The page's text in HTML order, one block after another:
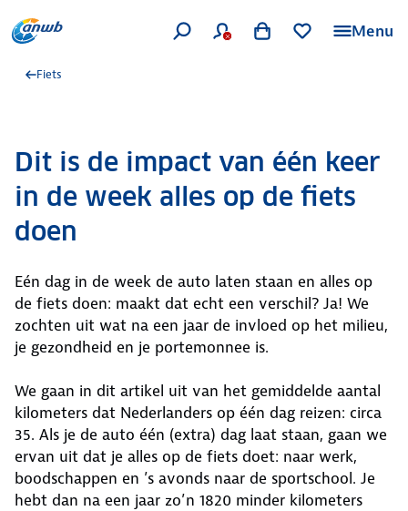
Menu
Fiets
Dit is de impact van één keer
in de week alles op de fiets
doen
Eén dag in de week de auto laten staan en alles op
de fiets doen: maakt dat echt een verschil? Ja! We
zochten uit wat na een jaar de invloed op het milieu,
je gezondheid en je portemonnee is.
We gaan in dit artikel uit van het gemiddelde aantal
kilometers dat Nederlanders op één dag reizen: circa
35. Als je de auto één (extra) dag laat staan, gaan we
ervan uit dat je alles op de fiets doet: naar werk,
boodschappen en ’s avonds naar de sportschool. Je
hebt dan na een jaar zo’n 1820 minder kilometers